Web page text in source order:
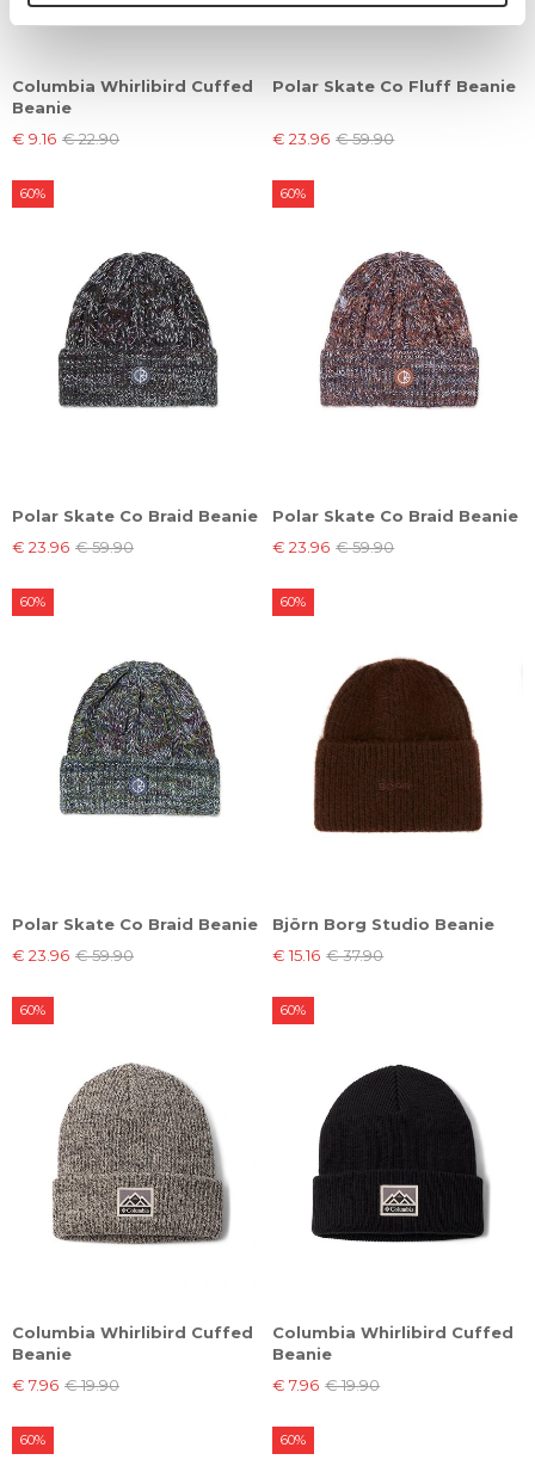
Columbia Whirlibird Cuffed
Beanie
€ 9.16 € 22.90
Polar Skate Co Fluff Beanie
€ 23.96 € 59.90
Polar Skate Co Braid Beanie
€ 23.96 € 59.90
60%
Polar Skate Co Braid Beanie
€ 23.96 € 59.90
60%
Polar Skate Co Braid Beanie
€ 23.96 € 59.90
60%
Björn Borg Studio Beanie
€ 15.16 € 37.90
60%
Columbia Whirlibird Cuffed
Beanie
€ 7.96 € 19.90
60%
Columbia Whirlibird Cuffed
Beanie
€ 7.96 € 19.90
60%
60% 60%